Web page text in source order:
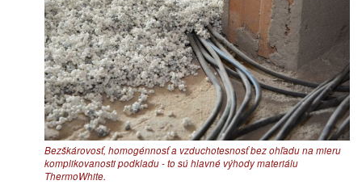
Bezškárovosť, homogénnosť a vzduchotesnosť bez ohľadu na mieru
komplikovanosti podkladu - to sú hlavné výhody materiálu
ThermoWhite.